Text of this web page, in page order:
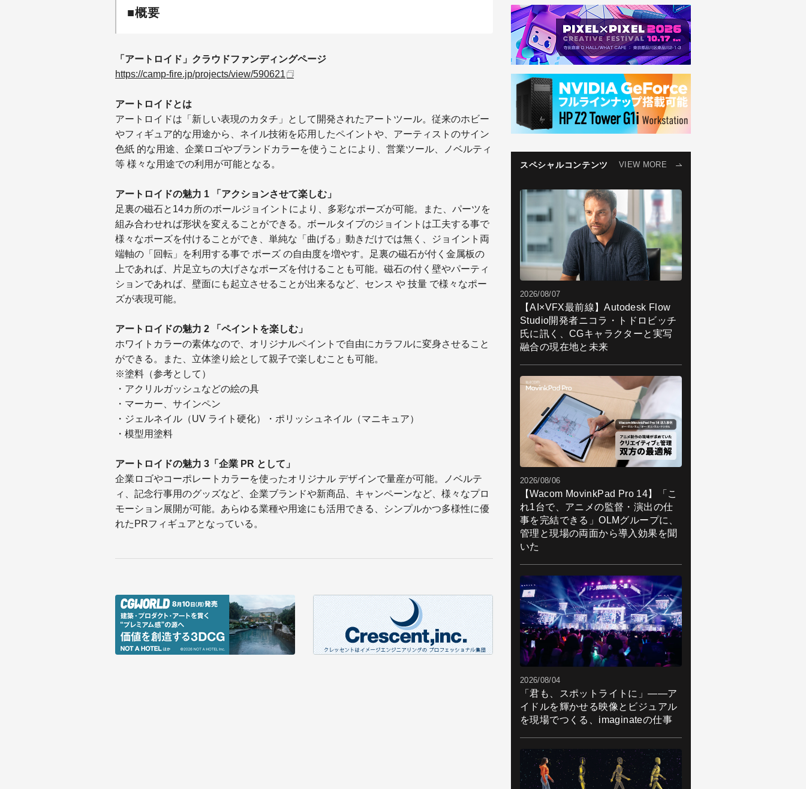
■概要
「アートロイド」クラウドファンディングページ
https://camp-fire.jp/projects/view/590621
アートロイドとは
アートロイドは「新しい表現のカタチ」として開発されたアートツール。従来のホビー
やフィギュア的な用途から、ネイル技術を応用したペイントや、アーティストのサイン
色紙 的な用途、企業ロゴやブランドカラーを使うことにより、営業ツール、ノベルティ
等 様々な用途での利用が可能となる。
アートロイドの魅力 1 「アクションさせて楽しむ」
足裏の磁石と14カ所のボールジョイントにより、多彩なポーズが可能。また、パーツを
組み合わせれば形状を変えることができる。ボールタイプのジョイントは工夫する事で
様々なポーズを付けることができ、単純な「曲げる」動きだけでは無く、ジョイント両
端軸の「回転」を利用する事で ポーズ の自由度を増やす。足裏の磁石が付く金属板の
上であれば、片足立ちの大げさなポーズを付けることも可能。磁石の付く壁やパーティ
ションであれば、壁面にも起立させることが出来るなど、センス や 技量 で様々なポー
ズが表現可能。
アートロイドの魅力 2 「ペイントを楽しむ」
ホワイトカラーの素体なので、オリジナルペイントで自由にカラフルに変身させること
ができる。また、立体塗り絵として親子で楽しむことも可能。
※塗料（参考として）
・アクリルガッシュなどの絵の具
・マーカー、サインペン
・ジェルネイル（UV ライト硬化）・ポリッシュネイル（マニキュア）
・模型用塗料
アートロイドの魅力 3「企業 PR として」
企業ロゴやコーポレートカラーを使ったオリジナル デザインで量産が可能。ノベルテ
ィ、記念行事用のグッズなど、企業ブランドや新商品、キャンペーンなど、様々なプロ
モーション展開が可能。あらゆる業種や用途にも活用できる、シンプルかつ多様性に優
れたPRフィギュアとなっている。
スペシャルコンテンツ VIEW MORE
2026/08/07
【AI×VFX最前線】Autodesk Flow
Studio開発者ニコラ・トドロビッチ
氏に訊く、CGキャラクターと実写
融合の現在地と未来
2026/08/06
【Wacom MovinkPad Pro 14】「こ
れ1台で、アニメの監督・演出の仕
事を完結できる」OLMグループに、
管理と現場の両面から導入効果を聞
いた
2026/08/04
「君も、スポットライトに」――ア
イドルを輝かせる映像とビジュアル
を現場でつくる、imaginateの仕事